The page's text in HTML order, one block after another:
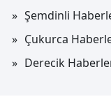
Şemdinli
Çukurca
Derecik